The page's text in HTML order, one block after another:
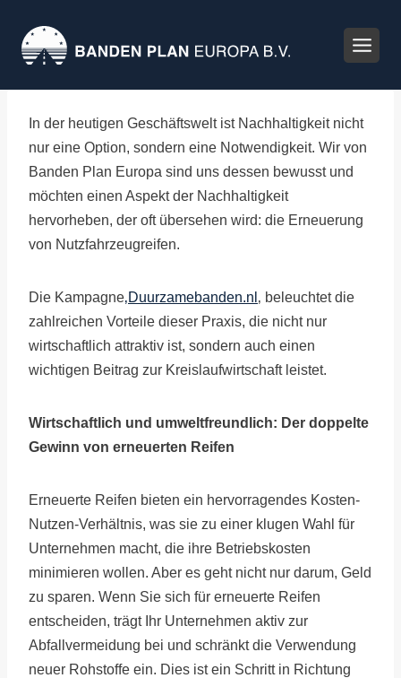
Inhalt
springen
In der heutigen Geschäftswelt ist Nachhaltigkeit nicht
nur eine Option, sondern eine Notwendigkeit. Wir von
Banden Plan Europa sind uns dessen bewusst und
möchten einen Aspekt der Nachhaltigkeit
hervorheben, der oft übersehen wird: die Erneuerung
von Nutzfahrzeugreifen.
Die Kampagne‚Duurzamebanden.nl ‚ beleuchtet die
zahlreichen Vorteile dieser Praxis, die nicht nur
wirtschaftlich attraktiv ist, sondern auch einen
wichtigen Beitrag zur Kreislaufwirtschaft leistet.
Wirtschaftlich und umweltfreundlich: Der doppelte
Gewinn von erneuerten Reifen
Erneuerte Reifen bieten ein hervorragendes Kosten-
Nutzen-Verhältnis, was sie zu einer klugen Wahl für
Unternehmen macht, die ihre Betriebskosten
minimieren wollen. Aber es geht nicht nur darum, Geld
zu sparen. Wenn Sie sich für erneuerte Reifen
entscheiden, trägt Ihr Unternehmen aktiv zur
Abfallvermeidung bei und schränkt die Verwendung
neuer Rohstoffe ein. Dies ist ein Schritt in Richtung